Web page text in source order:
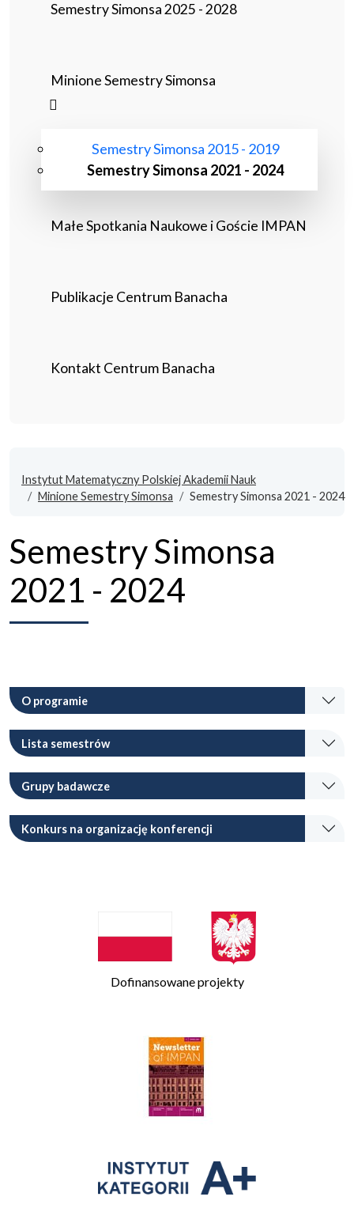
Semestry Simonsa 2025 - 2028
Minione Semestry Simonsa
Semestry Simonsa 2015 - 2019
Semestry Simonsa 2021 - 2024
Małe Spotkania Naukowe i Goście IMPAN
Publikacje Centrum Banacha
Kontakt Centrum Banacha
Instytut Matematyczny Polskiej Akademii Nauk
Minione Semestry Simonsa
Semestry Simonsa 2021 - 2024
Semestry Simonsa
2021 - 2024
O programie
Lista semestrów
Grupy badawcze
Konkurs na organizację konferencji
Dofinansowane projekty